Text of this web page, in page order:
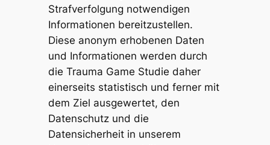
Strafverfolgung notwendigen
Informationen bereitzustellen.
Diese anonym erhobenen Daten
und Informationen werden durch
die Trauma Game Studie daher
einerseits statistisch und ferner mit
dem Ziel ausgewertet, den
Datenschutz und die
Datensicherheit in unserem